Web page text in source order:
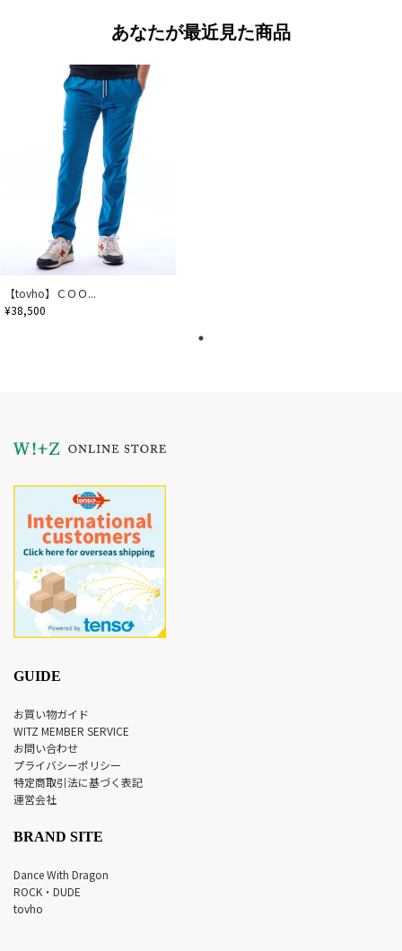
あなたが最近見た商品
【tovho】ＣＯＯ...
¥38,500
GUIDE
お買い物ガイド
WITZ MEMBER SERVICE
お問い合わせ
プライバシーポリシー
特定商取引法に基づく表記
運営会社
BRAND SITE
Dance With Dragon
ROCK・DUDE
tovho